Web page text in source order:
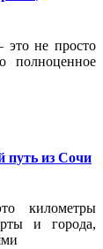
не просто
из Сочи
километры
и города,